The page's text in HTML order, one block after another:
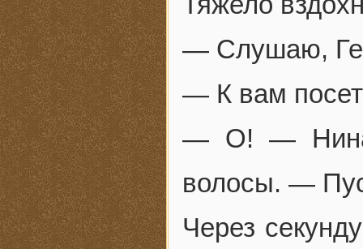
— Слушаю,
— К вам
— О! — Нина
волосы. —
Через